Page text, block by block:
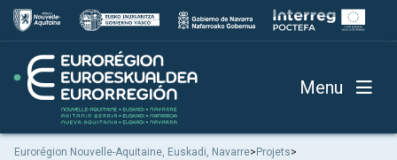
Menu
Eurorégion Nouvelle-Aquitaine, Euskadi, Navarre> Projets>